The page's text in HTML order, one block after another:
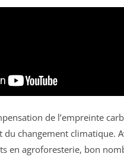
de l’empreinte
du changement climatique.
en agroforesterie, bon